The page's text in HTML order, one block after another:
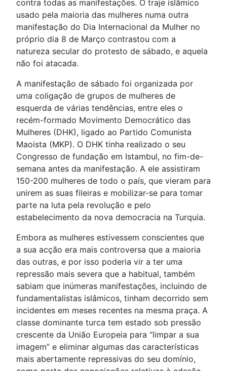
contra todas as manifestações. O traje islâmico
usado pela maioria das mulheres numa outra
manifestação do Dia Internacional da Mulher no
próprio dia 8 de Março contrastou com a
natureza secular do protesto de sábado, e aquela
não foi atacada.
A manifestação de sábado foi organizada por
uma coligação de grupos de mulheres de
esquerda de várias tendências, entre eles o
recém-formado Movimento Democrático das
Mulheres (DHK), ligado ao Partido Comunista
Maoista (MKP). O DHK tinha realizado o seu
Congresso de fundação em Istambul, no fim-de-
semana antes da manifestação. A ele assistiram
150-200 mulheres de todo o país, que vieram para
unirem as suas fileiras e mobilizar-se para tomar
parte na luta pela revolução e pelo
estabelecimento da nova democracia na Turquia.
Embora as mulheres estivessem conscientes que
a sua acção era mais controversa que a maioria
das outras, e por isso poderia vir a ter uma
repressão mais severa que a habitual, também
sabiam que inúmeras manifestações, incluindo de
fundamentalistas islâmicos, tinham decorrido sem
incidentes em meses recentes na mesma praça. A
classe dominante turca tem estado sob pressão
crescente da União Europeia para “limpar a sua
imagem” e eliminar algumas das características
mais abertamente repressivas do seu domínio,